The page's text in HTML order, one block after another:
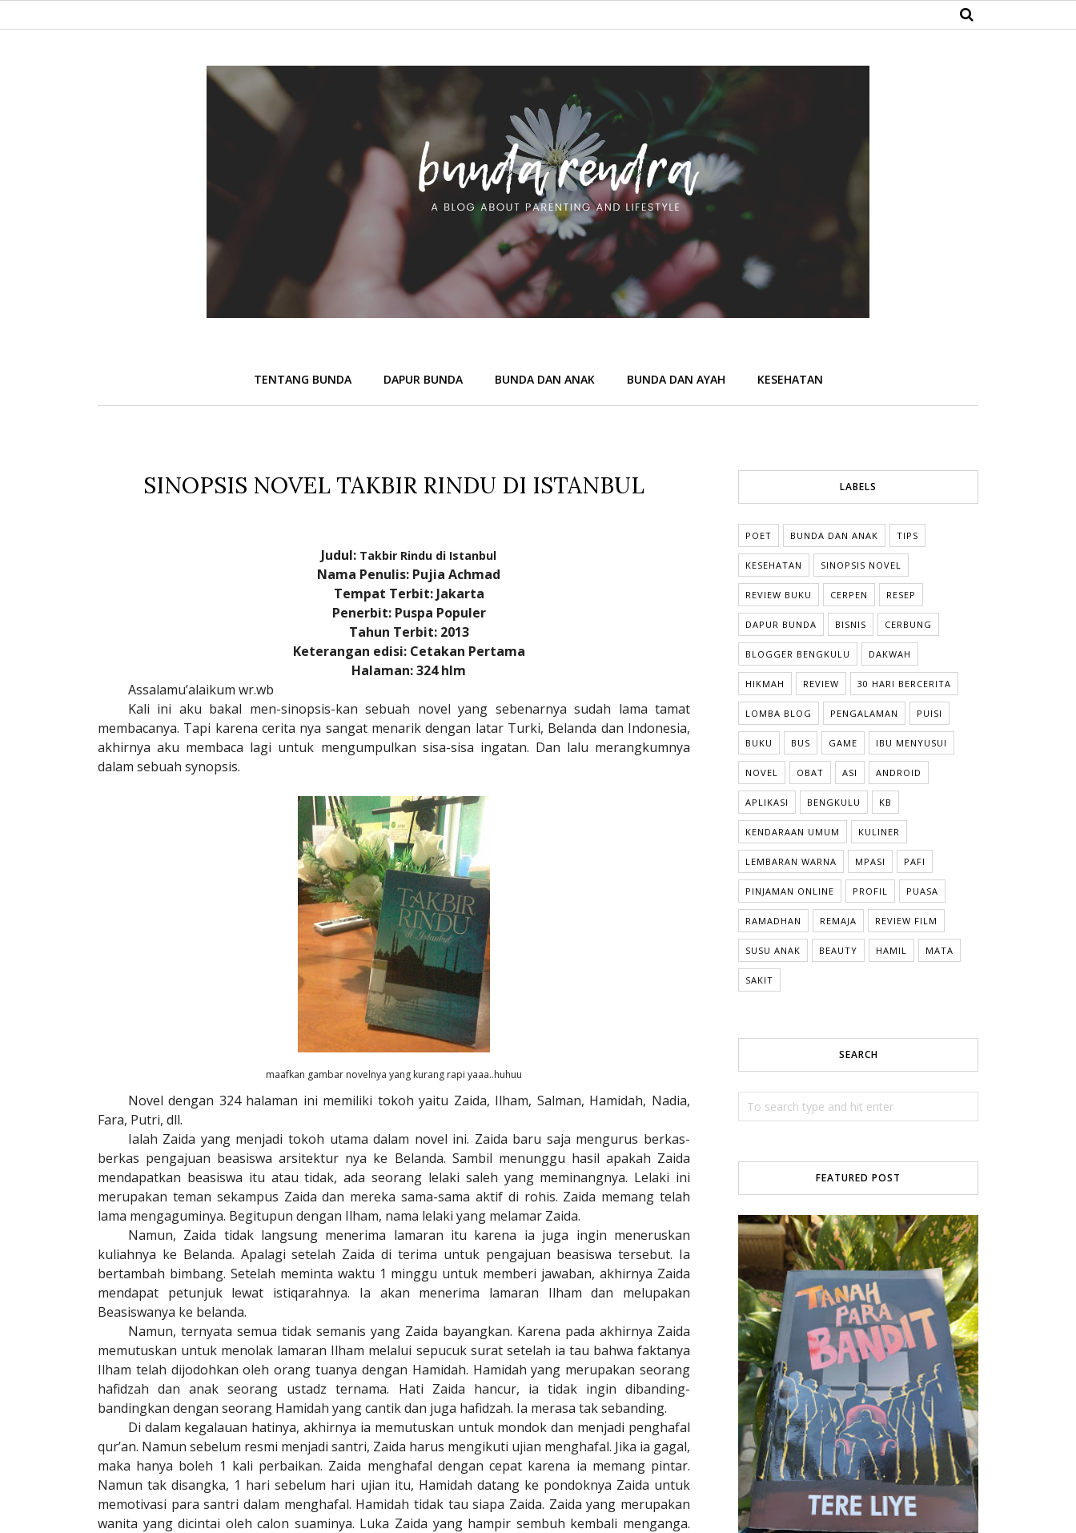
TENTANG BUNDA DAPUR BUNDA BUNDA DAN ANAK BUNDA DAN AYAH KESEHATAN
SINOPSIS NOVEL TAKBIR RINDU DI ISTANBUL
Judul: Takbir Rindu di Istanbul
Nama Penulis: Pujia Achmad
Tempat Terbit: Jakarta
Penerbit: Puspa Populer
Tahun Terbit: 2013
Keterangan edisi: Cetakan Pertama
Halaman: 324 hlm
Assalamu’alaikum wr.wb
Kali ini aku bakal men-sinopsis-kan sebuah novel yang sebenarnya sudah lama tamat
membacanya. Tapi karena cerita nya sangat menarik dengan latar Turki, Belanda dan Indonesia,
akhirnya aku membaca lagi untuk mengumpulkan sisa-sisa ingatan. Dan lalu merangkumnya
dalam sebuah synopsis.
maafkan gambar novelnya yang kurang rapi yaaa..huhuu
Novel dengan 324 halaman ini memiliki tokoh yaitu Zaida, Ilham, Salman, Hamidah, Nadia,
Fara, Putri, dll.
Ialah Zaida yang menjadi tokoh utama dalam novel ini. Zaida baru saja mengurus berkas-
berkas pengajuan beasiswa arsitektur nya ke Belanda. Sambil menunggu hasil apakah Zaida
mendapatkan beasiswa itu atau tidak, ada seorang lelaki saleh yang meminangnya. Lelaki ini
merupakan teman sekampus Zaida dan mereka sama-sama aktif di rohis. Zaida memang telah
lama mengaguminya. Begitupun dengan Ilham, nama lelaki yang melamar Zaida.
Namun, Zaida tidak langsung menerima lamaran itu karena ia juga ingin meneruskan
kuliahnya ke Belanda. Apalagi setelah Zaida di terima untuk pengajuan beasiswa tersebut. Ia
bertambah bimbang. Setelah meminta waktu 1 minggu untuk memberi jawaban, akhirnya Zaida
mendapat petunjuk lewat istiqarahnya. Ia akan menerima lamaran Ilham dan melupakan
Beasiswanya ke belanda.
Namun, ternyata semua tidak semanis yang Zaida bayangkan. Karena pada akhirnya Zaida
memutuskan untuk menolak lamaran Ilham melalui sepucuk surat setelah ia tau bahwa faktanya
Ilham telah dijodohkan oleh orang tuanya dengan Hamidah. Hamidah yang merupakan seorang
hafidzah dan anak seorang ustadz ternama. Hati Zaida hancur, ia tidak ingin dibanding-
bandingkan dengan seorang Hamidah yang cantik dan juga hafidzah. Ia merasa tak sebanding.
Di dalam kegalauan hatinya, akhirnya ia memutuskan untuk mondok dan menjadi penghafal
qur’an. Namun sebelum resmi menjadi santri, Zaida harus mengikuti ujian menghafal. Jika ia gagal,
maka hanya boleh 1 kali perbaikan. Zaida menghafal dengan cepat karena ia memang pintar.
Namun tak disangka, 1 hari sebelum hari ujian itu, Hamidah datang ke pondoknya Zaida untuk
memotivasi para santri dalam menghafal. Hamidah tidak tau siapa Zaida. Zaida yang merupakan
wanita yang dicintai oleh calon suaminya. Luka Zaida yang hampir sembuh kembali menganga.
LABELS
POET BUNDA DAN ANAK TIPS
KESEHATAN SINOPSIS NOVEL
REVIEW BUKU CERPEN RESEP
DAPUR BUNDA BISNIS CERBUNG
BLOGGER BENGKULU DAKWAH
HIKMAH REVIEW 30 HARI BERCERITA
LOMBA BLOG PENGALAMAN PUISI
BUKU BUS GAME IBU MENYUSUI
NOVEL OBAT ASI ANDROID
APLIKASI BENGKULU KB
KENDARAAN UMUM KULINER
LEMBARAN WARNA MPASI PAFI
PINJAMAN ONLINE PROFIL PUASA
RAMADHAN REMAJA REVIEW FILM
SUSU ANAK BEAUTY HAMIL MATA
SAKIT
SEARCH
FEATURED POST